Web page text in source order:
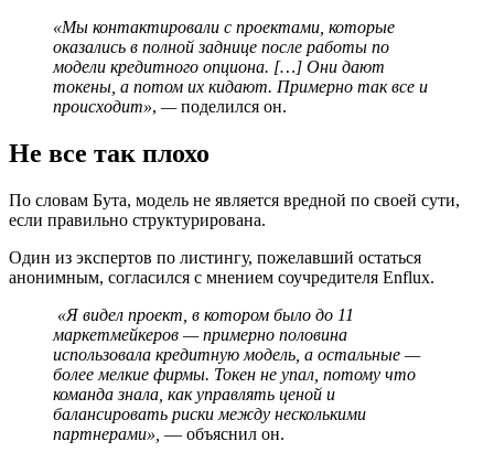
«Мы контактировали с проектами, которые
оказались в полной заднице после работы по
модели кредитного опциона. […] Они дают
токены, а потом их кидают. Примерно так все и
происходит», —поделился он.
Не все так плохо
По словам Бута, модель не является вредной по своей сути,
если правильно структурирована.
Один из экспертов по листингу, пожелавший остаться
анонимным, согласился с мнением соучредителя Enflux.
«Я видел проект, в котором было до 11
маркетмейкеров — примерно половина
использовала кредитную модель, а остальные —
более мелкие фирмы. Токен не упал, потому что
команда знала, как управлять ценой и
балансировать риски между несколькими
партнерами», — объяснил он.